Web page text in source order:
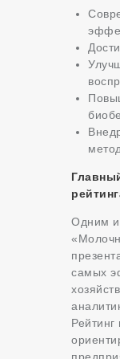
Одним
самых